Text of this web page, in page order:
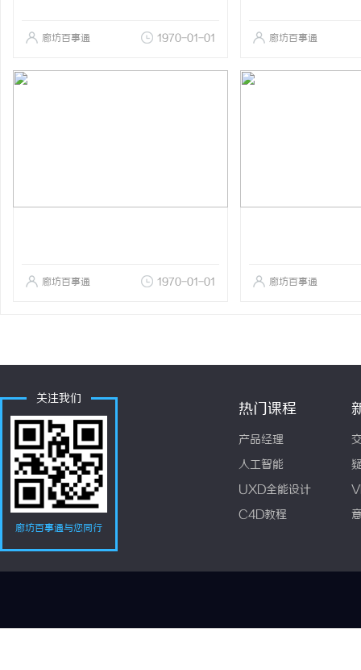
廊坊百事通 1970-01-01 廊坊百事通
廊坊百事通 1970-01-01 廊坊百事通
关注我们
廊坊百事通与您同行
热门课程
产品经理
人工智能
UXD全能设计
C4D教程